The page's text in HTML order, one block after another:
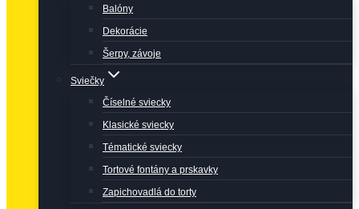
Balóny
Dekorácie
Šerpy, závoje
Sviečky
Číselné sviecky
Klasické sviecky
Tématické sviecky
Tortové fontány a prskavky
Zapichovadlá do torty